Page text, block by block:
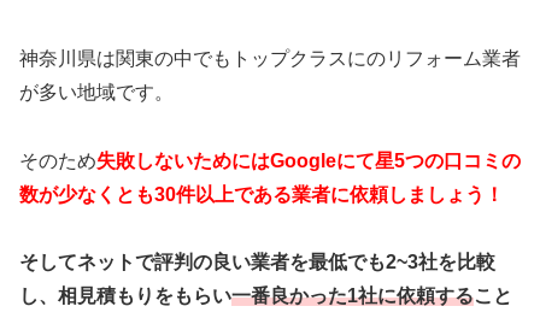
神奈川県は関東の中でもトップクラスにのリフォーム業者
が多い地域です。
そのため失敗しないためにはGoogleにて星5つの口コミの
数が少なくとも30件以上である業者に依頼しましょう！
そしてネットで評判の良い業者を最低でも2~3社を比較
し、相見積もりをもらい一番良かった1社に依頼すること